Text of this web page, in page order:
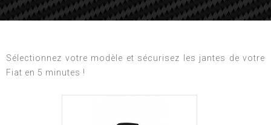
Sélectionnez votre modèle et sécurisez les jantes de votre
Fiat en 5 minutes !